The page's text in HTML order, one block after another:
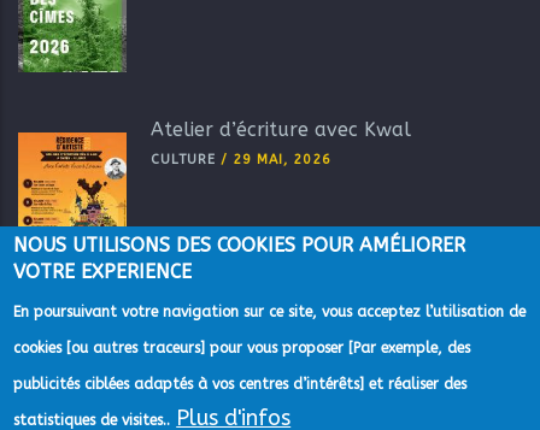
Atelier d’écriture avec Kwal
CULTURE / 29 MAI, 2026
©2022 Direction de la Communication de la Communauté
NOUS UTILISONS DES COOKIES POUR AMÉLIORER
VOTRE EXPERIENCE
En poursuivant votre navigation sur ce site, vous acceptez l’utilisation de
cookies [ou autres traceurs] pour vous proposer [Par exemple, des
publicités ciblées adaptés à vos centres d’intérêts] et réaliser des
statistiques de visites.. Plus d'infos